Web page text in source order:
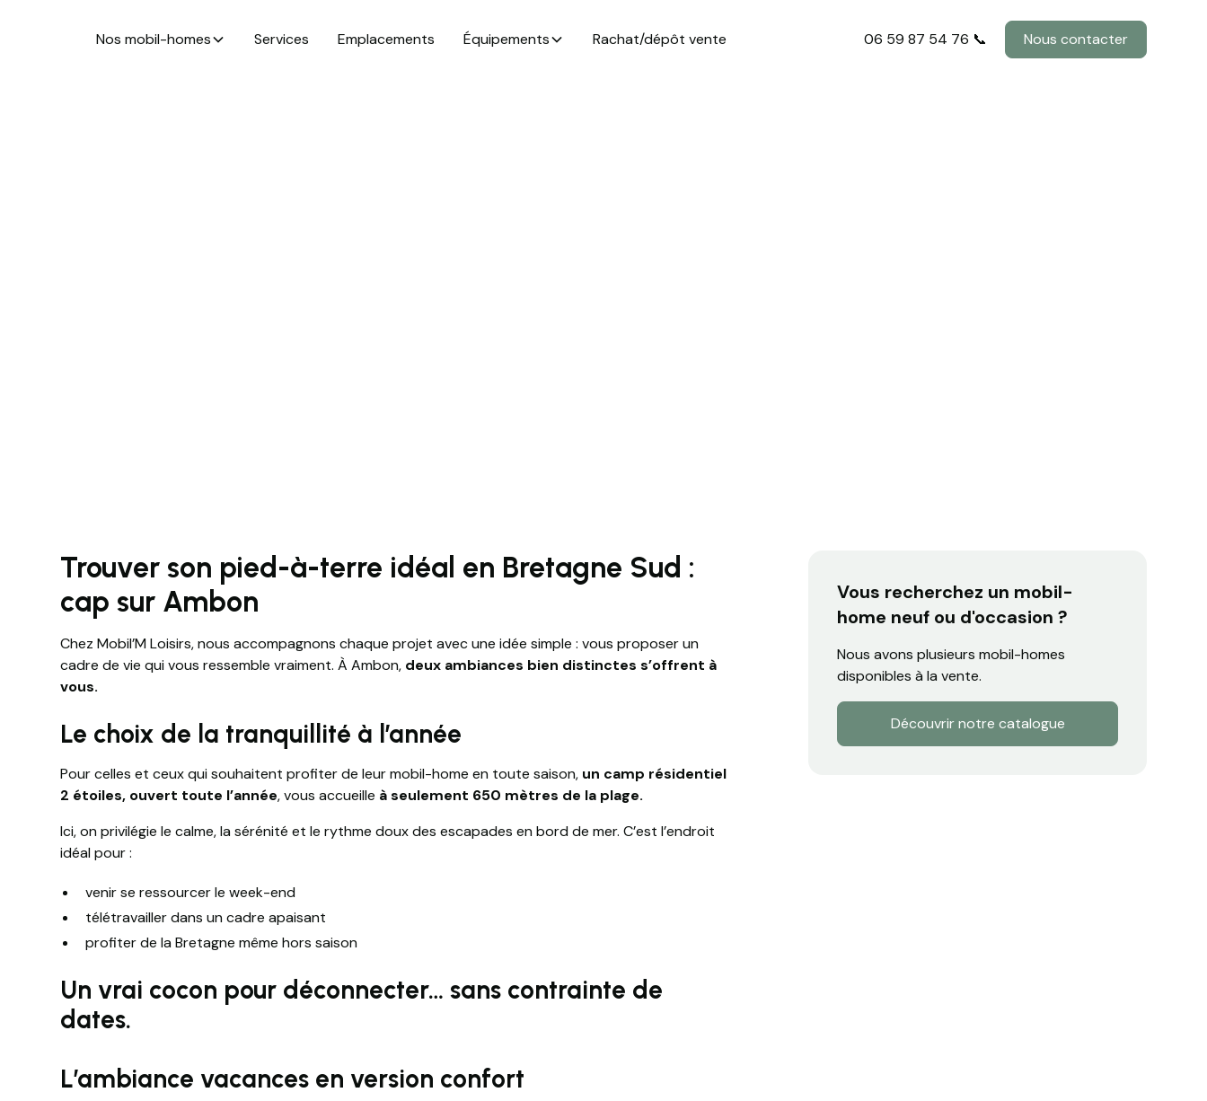
Nos mobil-homes Services Emplacements Équipements Rachat/dépôt vente 06 59 87 54 76 📞 Nous contacter
Trouver son pied-à-terre idéal en Bretagne Sud :
cap sur Ambon
Chez Mobil’M Loisirs, nous accompagnons chaque projet avec une idée simple : vous proposer un
cadre de vie qui vous ressemble vraiment. À Ambon, deux ambiances bien distinctes s’offrent à
vous.
Le choix de la tranquillité à l’année
Pour celles et ceux qui souhaitent profiter de leur mobil-home en toute saison, un camp résidentiel
2 étoiles, ouvert toute l’année, vous accueille à seulement 650 mètres de la plage.
Ici, on privilégie le calme, la sérénité et le rythme doux des escapades en bord de mer. C’est l’endroit
idéal pour :
venir se ressourcer le week-end
télétravailler dans un cadre apaisant
profiter de la Bretagne même hors saison
Un vrai cocon pour déconnecter… sans contrainte de
dates.
L’ambiance vacances en version confort
Vous recherchez un mobil-
home neuf ou d'occasion ?
Nous avons plusieurs mobil-homes
disponibles à la vente.
Découvrir notre catalogue